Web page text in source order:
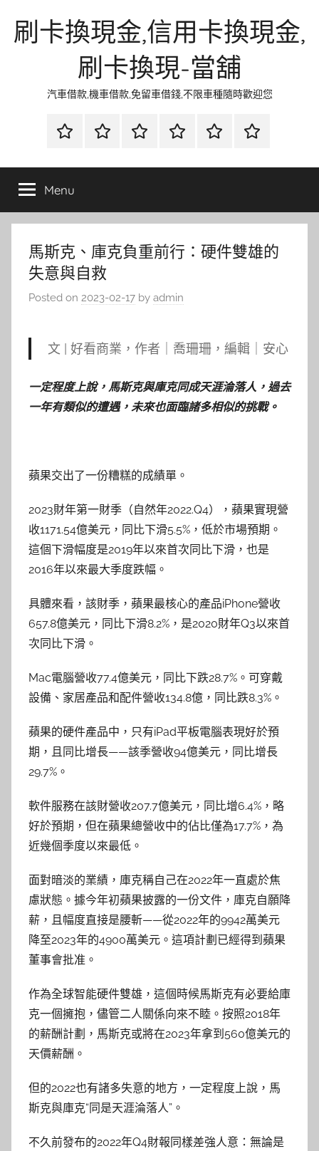
刷卡換現金,信用卡換現金,
刷卡換現-當舖
汽車借款,機車借款,免留車借錢,不限車種隨時歡迎您
首
當
金
網
資
流
時
環
清
聯
徵
Menu
馬斯克、庫克負重前行：硬件雙雄的
失意與自救
Posted on 2023-02-17 by admin
文 | 好看商業，作者｜喬珊珊，編輯｜安心
一定程度上說，馬斯克與庫克同成天涯淪落人，過去
一年有類似的遭遇，未來也面臨諸多相似的挑戰。
蘋果交出了一份糟糕的成績單。
2023財年第一財季（自然年2022.Q4），蘋果實現營
收1171.54億美元，同比下滑5.5%，低於市場預期。
這個下滑幅度是2019年以來首次同比下滑，也是
2016年以來最大季度跌幅。
具體來看，該財季，蘋果最核心的產品iPhone營收
657.8億美元，同比下滑8.2%，是2020財年Q3以來首
次同比下滑。
Mac電腦營收77.4億美元，同比下跌28.7%。可穿戴
設備、家居產品和配件營收134.8億，同比跌8.3%。
蘋果的硬件產品中，只有iPad平板電腦表現好於預
期，且同比增長——該季營收94億美元，同比增長
29.7%。
軟件服務在該財營收207.7億美元，同比增6.4%，略
好於預期，但在蘋果總營收中的佔比僅為17.7%，為
近幾個季度以來最低。
面對暗淡的業績，庫克稱自己在2022年一直處於焦
慮狀態。據今年初蘋果披露的一份文件，庫克自願降
薪，且幅度直接是腰斬——從2022年的9942萬美元
降至2023年的4900萬美元。這項計劃已經得到蘋果
董事會批准。
作為全球智能硬件雙雄，這個時候馬斯克有必要給庫
克一個擁抱，儘管二人關係向來不睦。按照2018年
的薪酬計劃，馬斯克或將在2023年拿到560億美元的
天價薪酬。
但的2022也有諸多失意的地方，一定程度上說，馬
斯克與庫克“同是天涯淪落人”。
不久前發布的2022年Q4財報同樣差強人意：無論是